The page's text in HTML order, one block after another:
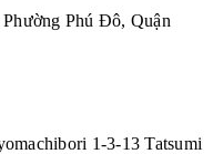
Phú Đô, Quận
1-3-13 Tatsumi